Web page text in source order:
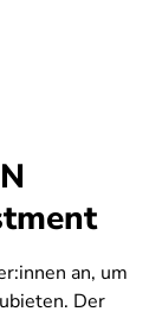
an, um
Der